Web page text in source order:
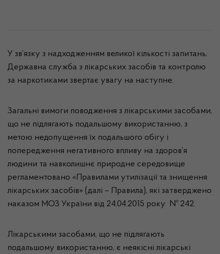
У зв’язку з надходженням великої кількості запитань,
Державна служба з лікарських засобів та контролю
за наркотиками звертає увагу на наступне.
Загальні вимоги поводження з лікарськими засобами,
що не підлягають подальшому використанню, з
метою недопущення їх подальшого обігу і
попередження негативного впливу на здоров’я
людини та навколишнє природне середовище
регламентовано «Правилами утилізації та знищення
лікарських засобів» (далі – Правила), які затверджено
наказом МОЗ України від 24.04.2015 року № 242.
Лікарськими засобами, що не підлягають
подальшому використанню, є неякісні лікарські